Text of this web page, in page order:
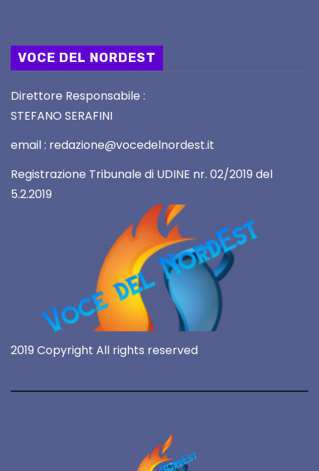
VOCE DEL NORDEST
Direttore Responsabile :
STEFANO SERAFINI
email : redazione@vocedelnordest.it
Registrazione Tribunale di UDINE nr. 02/2019 del
5.2.2019
2019 Copyright All rights reserved